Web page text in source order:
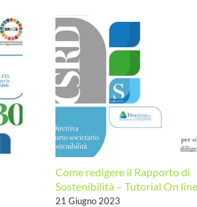
e
per
l’attestazione
conformità”
Come redigere il Rapporto di
Sostenibilità – Tutorial On line
21 Giugno 2023